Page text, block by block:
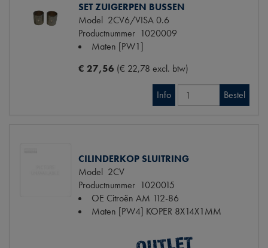
SET ZUIGERPEN BUSSEN
Model 2CV6/VISA 0.6
Productnummer 1020009
Maten [PW1]
€ 27,56 (€ 22,78 excl. btw)
Info Bestel
CILINDERKOP SLUITRING
Model 2CV
Productnummer 1020015
OE Citroën AM 112-86
Maten [PW4] KOPER 8X14X1MM